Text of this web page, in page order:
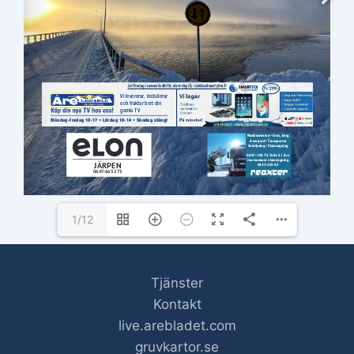
ANNONSER: info@arebldaet.se | 073-269 99 93
REDAKTION: info@arebladet.se | 073-269 99 93
1/12
Tjänster
Kontakt
live.arebladet.com
gruvkartor.se